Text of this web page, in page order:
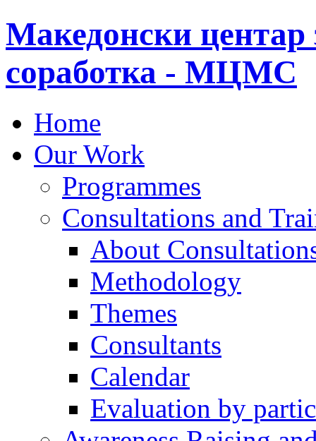
Македонски центар
соработка - МЦМС
Home
Our Work
Programmes
Consultations and
About
Methodology
Themes
Consultants
Calendar
Evaluation by